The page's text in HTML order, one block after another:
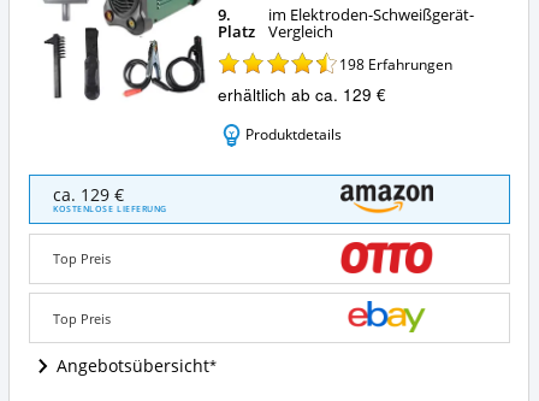
9.
Platz
im Elektroden-Schweißgerät-
Vergleich
198 Erfahrungen
erhältlich ab ca. 129 €
Produktdetails
Omendo
Elektrodenschweißgerät
250
Inverter
Schweißgerät
Angebote:
Wo
ist
ca. 129 €
KOSTENLOSE LIEFERUNG
Top Preis
Top Preis
Angebotsübersicht